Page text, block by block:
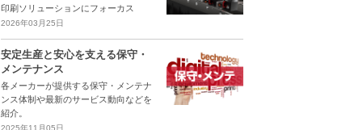
印刷ソリューションにフォーカス
2026年03月25日
安定生産と安心を支える保守・
メンテナンス
各メーカーが提供する保守・メンテナ
ンス体制や最新のサービス動向などを
紹介。
2025年11月05日